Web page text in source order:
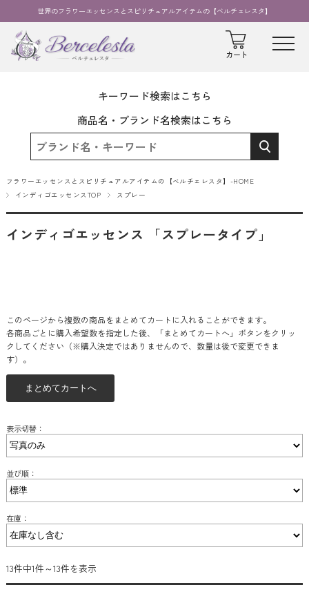
世界のフラワーエッセンスとスピリチュアルアイテムの【ベルチェレスタ】
キーワード検索はこちら
商品名・ブランド名検索はこちら
フラワーエッセンスとスピリチュアルアイテムの【ベルチェレスタ】-HOME
インディゴエッセンスTOP
スプレー
インディゴエッセンス 「スプレータイプ」
このページから複数の商品をまとめてカートに入れることができます。
各商品ごとに購入希望数を指定した後、「まとめてカートへ」ボタンをクリッ
クしてください（※購入決定ではありませんので、数量は後で変更できま
す）。
表示切替：
並び順：
在庫：
13件中1件～13件を表示